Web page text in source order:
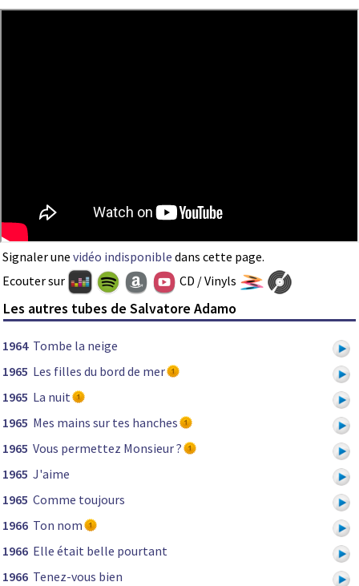
Signaler une vidéo indisponible dans cette page.
Ecouter sur
CD / Vinyls
Les autres tubes de Salvatore Adamo
1964 Tombe la neige
1965 Les filles du bord de mer
1965 La nuit
1965 Mes mains sur tes hanches
1965 Vous permettez Monsieur ?
1965 J'aime
1965 Comme toujours
1966 Ton nom
1966 Elle était belle pourtant
1966 Tenez-vous bien